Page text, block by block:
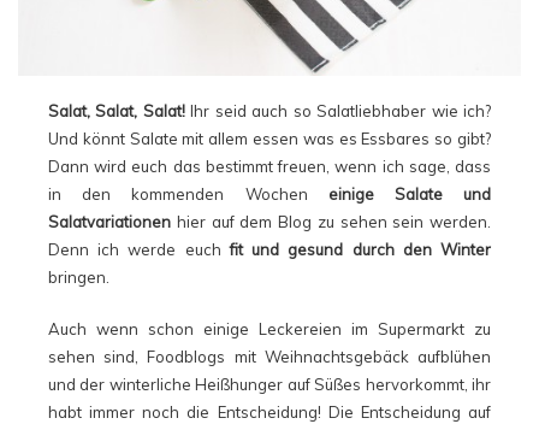
Salat, Salat, Salat!Ihr seid auch so Salatliebhaber wie ich?
Und könnt Salate mit allem essen was es Essbares so gibt?
Dann wird euch das bestimmt freuen, wenn ich sage, dass
in den kommenden Wochen einige Salate und
Salatvariationen hier auf dem Blog zu sehen sein werden.
Denn ich werde euchfit und gesund durch den Winter
bringen.
Auch wenn schon einige Leckereien im Supermarkt zu
sehen sind, Foodblogs mit Weihnachtsgebäck aufblühen
und der winterliche Heißhunger auf Süßes hervorkommt, ihr
habt immer noch die Entscheidung! Die Entscheidung auf